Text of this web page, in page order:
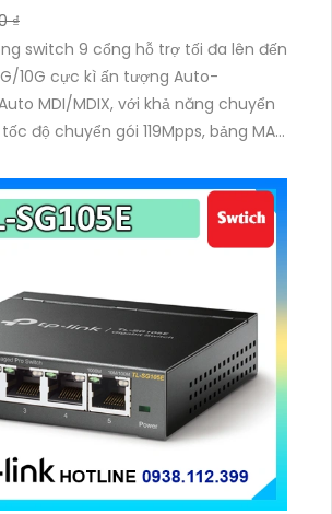
₫
switch 9 cổng hỗ trợ tối đa lên đến
10G cực kì ấn tượng Auto-
MDI/MDIX, với khả năng chuyển
độ chuyển gói 119Mpps, bảng MAC